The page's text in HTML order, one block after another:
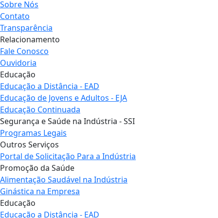
Sobre Nós
Contato
Transparência
Relacionamento
Fale Conosco
Ouvidoria
Educação
Educação a Distância - EAD
Educação de Jovens e Adultos - EJA
Educação Continuada
Segurança e Saúde na Indústria - SSI
Programas Legais
Outros Serviços
Portal de Solicitação Para a Indústria
Promoção da Saúde
Alimentação Saudável na Indústria
Ginástica na Empresa
Educação
Educação a Distância - EAD